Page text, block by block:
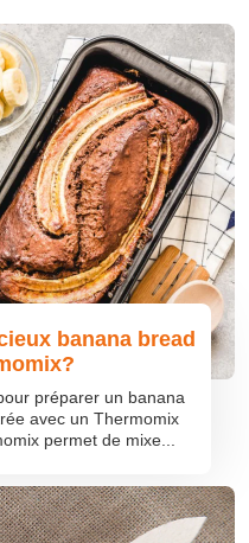
banana bread
préparer un banana
avec un Thermomix
permet de mixe...